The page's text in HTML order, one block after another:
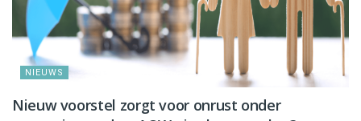
NIEUWS
Nieuw voorstel zorgt voor onrust onder